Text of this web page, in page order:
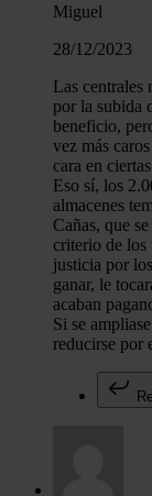
Miguel
28/12/2023
Las centrales
por la subida
beneficio,
vez más
cara en
Eso sí, los
almacenes
Cañas, que
criterio de los
justicia por
ganar, le
acaban
Si se
reducirse por